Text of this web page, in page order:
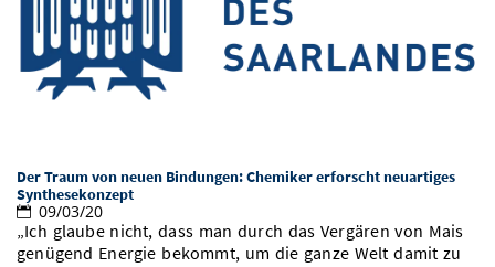
Vom Studium in den Beruf
Study Scheduler
Bibliothek
Open Science/Open Access
Start-ups
IT-Themenabend
Ranking
Zahlen & Fakten
Preise, Auszeichnungen und Förderungen
Kontakt
SIC Podcast
Anfahrt
AnsprechpartnerInnen, Personen, Forschungsgruppen
Alumni
Der Traum von neuen Bindungen: Chemiker erforscht neuartiges
Synthesekonzept
09/03/20
„Ich glaube nicht, dass man durch das Vergären von Mais
genügend Energie bekommt, um die ganze Welt damit zu